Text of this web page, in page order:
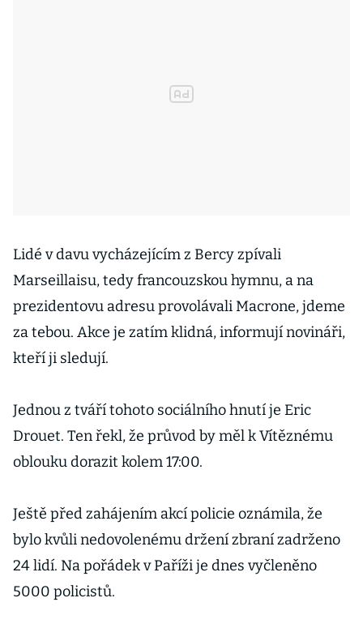
Lidé v davu vycházejícím z Bercy zpívali
Marseillaisu, tedy francouzskou hymnu, a na
prezidentovu adresu provolávali Macrone, jdeme
za tebou. Akce je zatím klidná, informují novináři,
kteří ji sledují.
Jednou z tváří tohoto sociálního hnutí je Eric
Drouet. Ten řekl, že průvod by měl k Vítěznému
oblouku dorazit kolem 17:00.
Ještě před zahájením akcí policie oznámila, že
bylo kvůli nedovolenému držení zbraní zadrženo
24 lidí. Na pořádek v Paříži je dnes vyčleněno
5000 policistů.